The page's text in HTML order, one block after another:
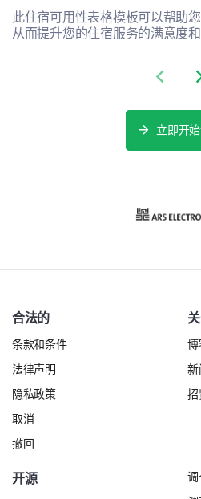
此住宿可用性表格模板可以帮助
从而提升您的住宿服务的满意度和
Previous
立即开
合法的
条款和条件
法律声明
隐私政策
取消
撤回
博
新
招
开源
调